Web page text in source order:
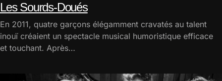
Les Sourds-Doués
En 2011, quatre garçons élégamment cravatés au talent
inouï créaient un spectacle musical humoristique efficace
et touchant. Après…